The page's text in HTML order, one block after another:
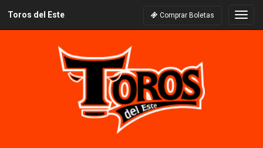
Toros del Este Comprar Boletas